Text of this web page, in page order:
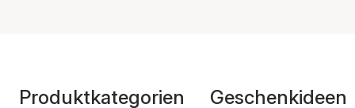
Produktkategorien Geschenkideen